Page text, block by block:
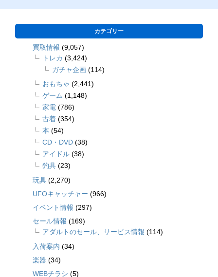
カテゴリー
買取情報 (9,057)
トレカ (3,424)
ガチャ企画 (114)
おもちゃ (2,441)
ゲーム (1,148)
家電 (786)
古着 (354)
本 (54)
CD・DVD (38)
アイドル (38)
釣具 (23)
玩具 (2,270)
UFOキャッチャー (966)
イベント情報 (297)
セール情報 (169)
アダルトのセール、サービス情報 (114)
入荷案内 (34)
楽器 (34)
WEBチラシ (5)